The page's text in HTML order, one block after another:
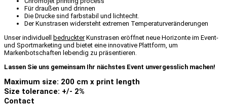
Für draußen und drinnen
Die Drucke sind farbstabil und lichtecht.
Der Kunstrasen widersteht extremen Temperaturveränderungen
Unser individuell
bedruckter Kunstrasen eröffnet neue Horizonte im Event-
und Sportmarketing und bietet eine innovative Plattform, um
Markenbotschaften lebendig zu präsentieren.
Lassen Sie uns gemeinsam Ihr nächstes Event unvergesslich machen!
Maximum size: 200 cm x print length
Size tolerance: +/- 2%
Contact